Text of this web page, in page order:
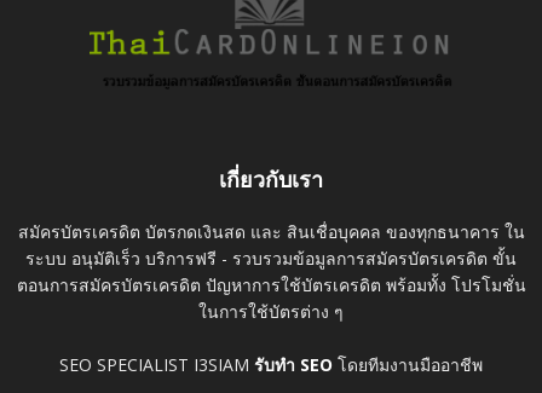
เกี่ยวกับเรา
สมัครบัตรเครดิต บัตรกดเงินสด และ สินเชื่อบุคคล ของทุกธนาคาร ใน
ระบบ อนุมัติเร็ว บริการฟรี - รวบรวมข้อมูลการสมัครบัตรเครดิต ขั้น
ตอนการสมัครบัตรเครดิต ปัญหาการใช้บัตรเครดิต พร้อมทั้ง โปรโมชั่น
ในการใช้บัตรต่าง ๆ
SEO SPECIALIST I3SIAM รับทำ SEO โดยทีมงานมืออาชีพ